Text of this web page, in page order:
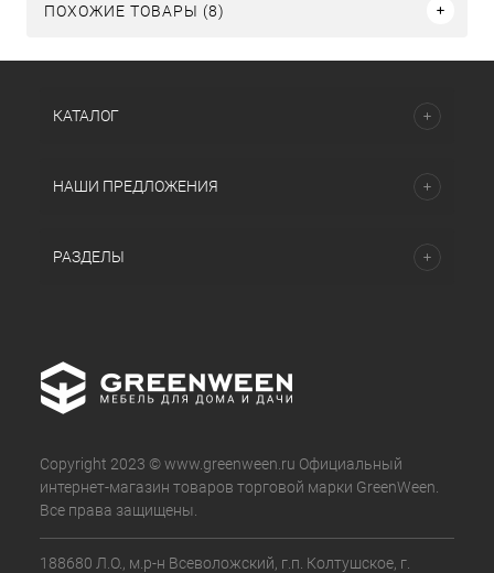
ПОХОЖИЕ ТОВАРЫ (8)
КАТАЛОГ
НАШИ ПРЕДЛОЖЕНИЯ
РАЗДЕЛЫ
Copyright 2023 © www.greenween.ru Официальный
интернет-магазин товаров торговой марки GreenWeen.
Все права защищены.
188680 Л.О., м.р-н Всеволожский, г.п. Колтушское, г.